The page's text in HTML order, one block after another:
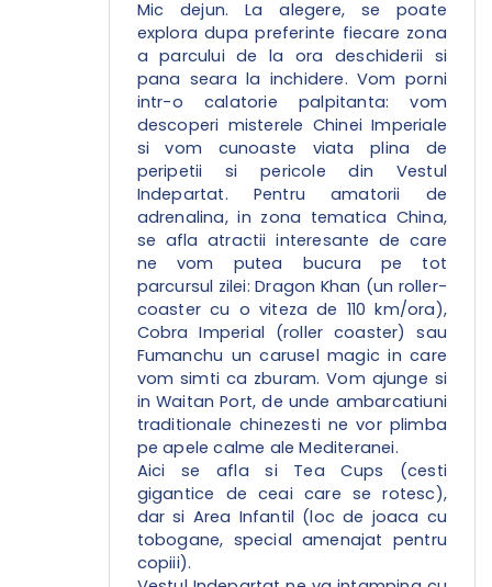
Mic dejun. La alegere, se poate
explora dupa preferinte fiecare zona
a parcului de la ora deschiderii si
pana seara la inchidere. Vom porni
intr-o calatorie palpitanta: vom
descoperi misterele Chinei Imperiale
si vom cunoaste viata plina de
peripetii si pericole din Vestul
Indepartat. Pentru amatorii de
adrenalina, in zona tematica China,
se afla atractii interesante de care
ne vom putea bucura pe tot
parcursul zilei: Dragon Khan (un roller-
coaster cu o viteza de 110 km/ora),
Cobra Imperial (roller coaster) sau
Fumanchu un carusel magic in care
vom simti ca zburam. Vom ajunge si
in Waitan Port, de unde ambarcatiuni
traditionale chinezesti ne vor plimba
pe apele calme ale Mediteranei.
Aici se afla si Tea Cups (cesti
gigantice de ceai care se rotesc),
dar si Area Infantil (loc de joaca cu
tobogane, special amenajat pentru
copiii).